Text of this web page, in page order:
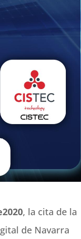
, la cita de la
de Navarra